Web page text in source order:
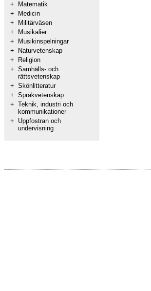
+
Matematik
+
Medicin
+
Militärväsen
+
Musikalier
+
Musikinspelningar
+
Naturvetenskap
+
Religion
+ Samhälls- och
rättsvetenskap
+ Skönlitteratur
+ Språkvetenskap
+ Teknik, industri och
kommunikationer
+
Uppfostran och
undervisning